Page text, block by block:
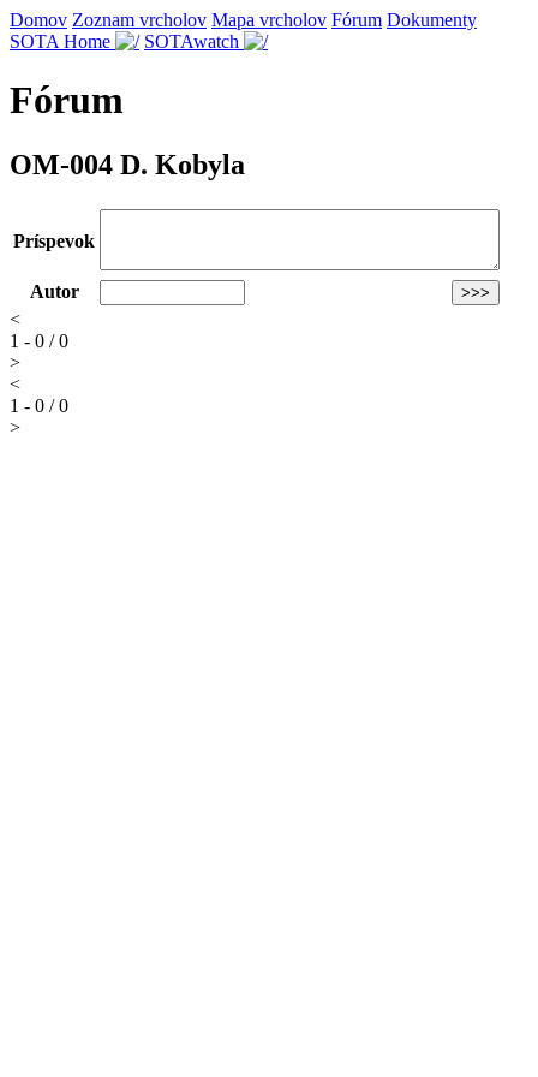
Domov Zoznam vrcholov Mapa vrcholov Fórum Dokumenty
SOTA Home
SOTAwatch
Fórum
OM-004 D. Kobyla
Príspevok
Autor
<
1 - 0 / 0
>
<
1 - 0 / 0
>